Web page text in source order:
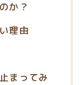
か？
理由
まってみ